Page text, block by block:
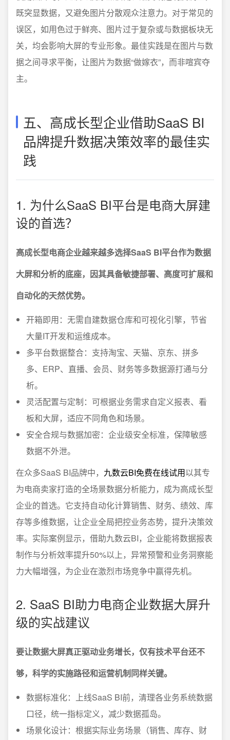
既突显数据，又避免图片分散观众注意力。对于常见的
误区，如用色过于鲜亮、图片过于复杂或与数据板块无
关，均会影响大屏的专业形象。最佳实践是在图片与数
据之间寻求平衡，让图片为数据“做嫁衣”，而非喧宾夺
主。
五、高成长型企业借助SaaS BI
品牌提升数据决策效率的最佳实
践
1. 为什么SaaS BI平台是电商大屏建
设的首选？
高成长型电商企业越来越多选择SaaS BI平台作为数据
大屏和分析的底座，因其具备敏捷部署、高度可扩展和
自动化的天然优势。
开箱即用：无需自建数据仓库和可视化引擎，节省
大量IT开发和运维成本。
多平台数据整合：支持淘宝、天猫、京东、拼多
多、ERP、直播、会员、财务等多数据源打通与分
析。
灵活配置与定制：可根据业务需求自定义报表、看
板和大屏，适应不同角色和场景。
安全合规与数据加密：企业级安全标准，保障敏感
数据不外泄。
在众多SaaS BI品牌中， 九数云BI免费在线试用以其专
为电商卖家打造的全场景数据分析能力，成为高成长型
企业的首选。它支持自动化计算销售、财务、绩效、库
存等多维数据，让企业全局把控业务态势，提升决策效
率。实际案例显示，借助九数云BI，企业能将数据报表
制作与分析效率提升50%以上，异常预警和业务洞察能
力大幅增强，为企业在激烈市场竞争中赢得先机。
2. SaaS BI助力电商企业数据大屏升
级的实战建议
要让数据大屏真正驱动业务增长，仅有技术平台还不
够，科学的实施路径和运营机制同样关键。
数据标准化：上线SaaS BI前，清理各业务系统数据
口径，统一指标定义，减少数据孤岛。
场景化设计：根据实际业务场景（销售、库存、财